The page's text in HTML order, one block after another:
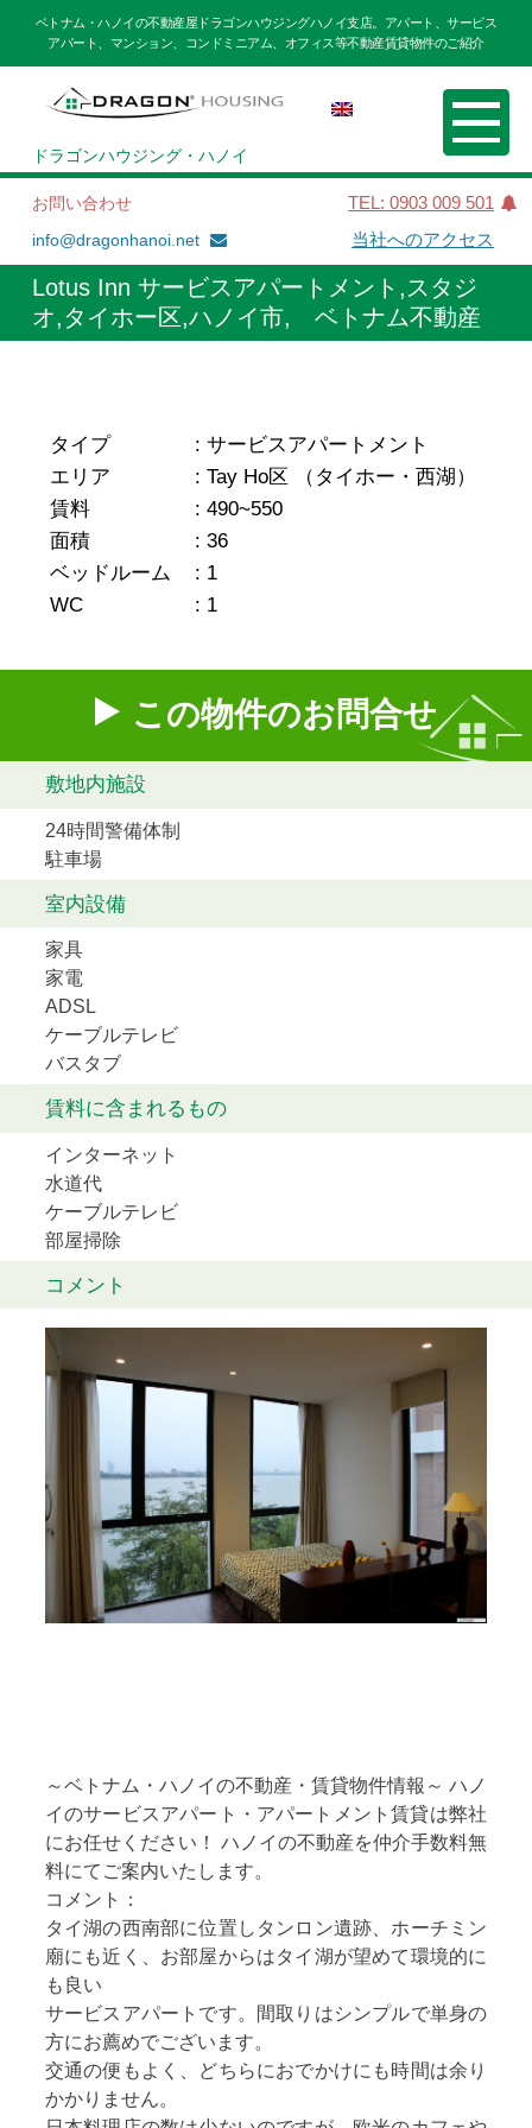
ベトナム・ハノイの不動産屋ドラゴンハウジングハノイ支店。アパート、サービス
アパート、マンション、コンドミニアム、オフィス等不動産賃貸物件のご紹介
ドラゴンハウジング・ハノイ
お問い合わせ
TEL: 0903 009 501
info@dragonhanoi.net
当社へのアクセス
Lotus Inn サービスアパートメント,スタジ
オ,タイホー区,ハノイ市, ベトナム不動産
タイプ : サービスアパートメント
エリア
: Tay Ho区 （タイホー・西湖）
賃料
: 490~550
面積
: 36
ベッドルーム
: 1
WC
: 1
この物件のお問合せ
敷地内施設
24時間警備体制
駐車場
室内設備
家具
家電
ADSL
ケーブルテレビ
バスタブ
賃料に含まれるもの
インターネット
水道代
ケーブルテレビ
部屋掃除
コメント
～ベトナム・ハノイの不動産・賃貸物件情報 ～ハノ
イのサービスアパート・ アパートメント賃貸は弊社
にお任せください！ ハノイの不動産を仲介手数料無
料にてご案内いたします。
コメント：
タイ湖の西南部に位置しタンロン遺跡、ホーチミン
廟にも近く、お部屋からはタイ湖が望めて環境的に
も良い
サービスアパートです。間取りはシンプルで単身の
方にお薦めでございます。
交通の便もよく、どちらにおでかけにも時間は余り
かかりません。